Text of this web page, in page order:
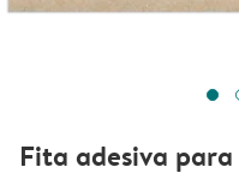
Fita adesiva